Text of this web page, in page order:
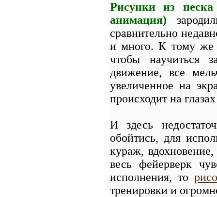
Рисунки из
анимация)
сравнительно
и много. К тому же
чтобы научиться
движение, все
увеличенное на
происходит на
И здесь
обойтись, для
кураж,
весь фейерверк
исполнения, то
тренировки и